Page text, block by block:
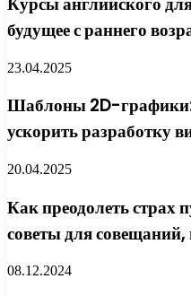
будущее с раннего
23.04.2025
Шаблоны 2D-графики:
ускорить разработку
20.04.2025
Как преодолеть страх
советы для
08.12.2024